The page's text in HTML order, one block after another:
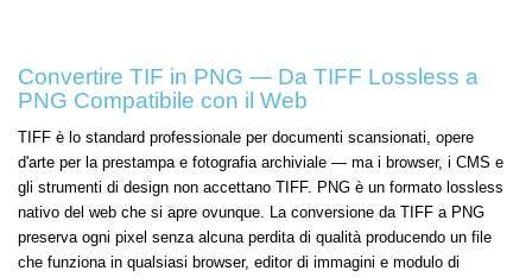
Convertire TIF in PNG — Da TIFF Lossless a
PNG Compatibile con il Web
TIFF è lo standard professionale per documenti scansionati, opere
d'arte per la prestampa e fotografia archiviale — ma i browser, i CMS e
gli strumenti di design non accettano TIFF. PNG è un formato lossless
nativo del web che si apre ovunque. La conversione da TIFF a PNG
preserva ogni pixel senza alcuna perdita di qualità producendo un file
che funziona in qualsiasi browser, editor di immagini e modulo di